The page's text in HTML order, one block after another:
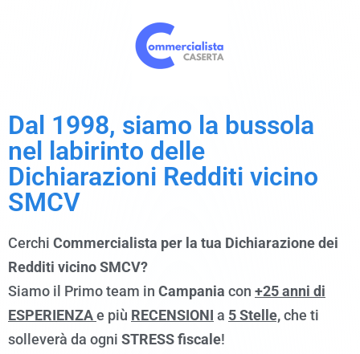
Dal 1998, siamo la bussola
nel labirinto delle
Dichiarazioni Redditi vicino
SMCV
Cerchi Commercialista per la tua Dichiarazione dei
Redditi vicino SMCV?
Siamo il Primo team in Campania con +25 anni di
ESPERIENZAe più RECENSIONI a 5 Stelle,che ti
solleverà da ogni STRESS fiscale!